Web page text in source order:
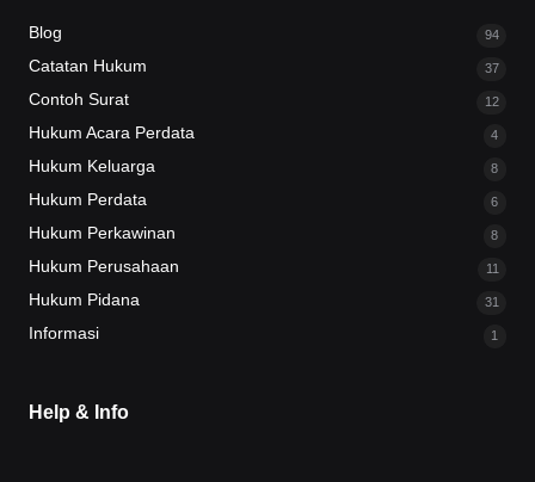
Blog 94
Catatan Hukum 37
Contoh Surat 12
Hukum Acara Perdata 4
Hukum Keluarga 8
Hukum Perdata 6
Hukum Perkawinan 8
Hukum Perusahaan 11
Hukum Pidana 31
Informasi 1
Help & Info